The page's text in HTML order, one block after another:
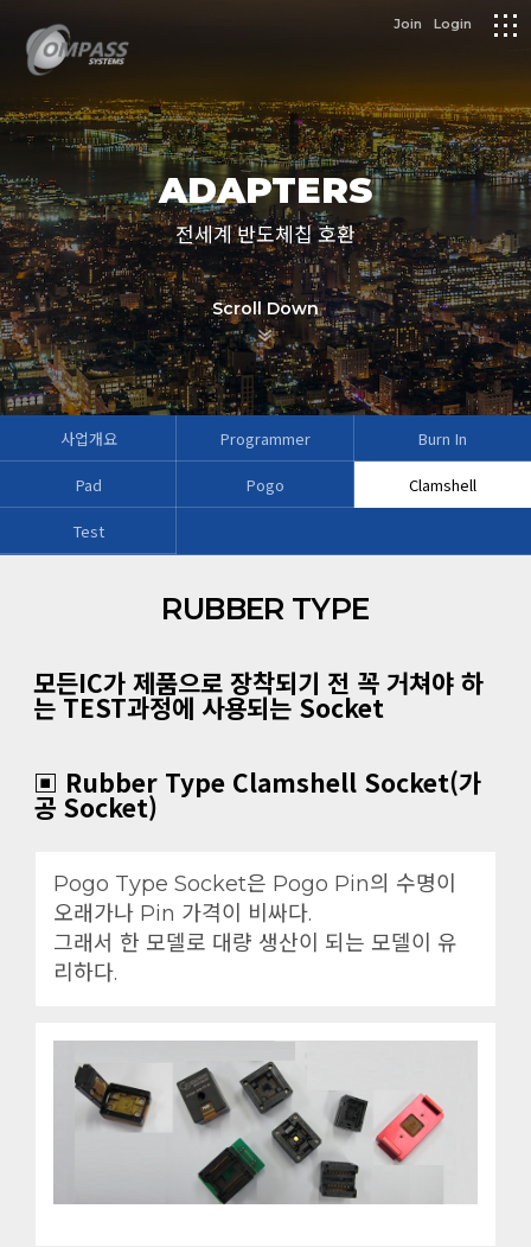
logo Join Login
뉴
ADAPTERS
전세계 반도체칩 호환
Scroll Down
사업개요 Programmer Burn In
Pad Pogo Clamshell
Test
RUBBER TYPE
모든IC가 제품으로 장착되기 전 꼭 거쳐야 하
는 TEST과정에 사용되는 Socket
▣ Rubber Type Clamshell Socket(가
공 Socket)
Pogo Type Socket은 Pogo Pin의 수명이
오래가나 Pin 가격이 비싸다.
그래서 한 모델로 대량 생산이 되는 모델이 유
리하다.